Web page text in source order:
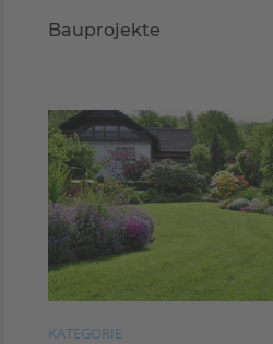
Bauprojekte
KATEGORIE